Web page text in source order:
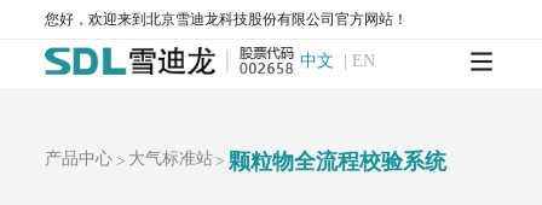
您好，欢迎来到北京雪迪龙科技股份有限公司官方网站！
中文 | EN
T1200-NOy-NOy分析仪
T1300-气体滤波相关红外吸收法一氧化碳分析仪
AQMS-1100-微型环境空气质量监测系统
产品中心 > 大气标准站> 颗粒物全流程校验系统